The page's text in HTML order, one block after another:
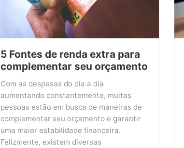
5 Fontes de renda extra para
complementar seu orçamento
Com as despesas do dia a dia
aumentando constantemente, muitas
pessoas estão em busca de maneiras de
complementar seu orçamento e garantir
uma maior estabilidade financeira.
Felizmente, existem diversas